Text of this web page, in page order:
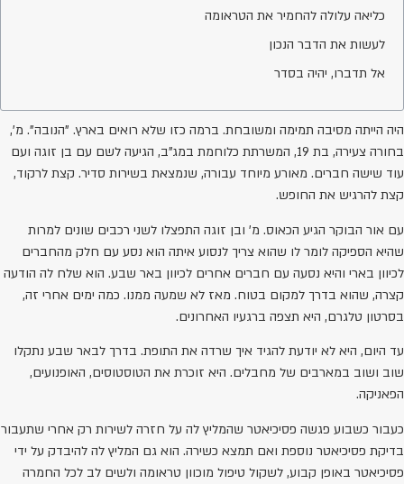
כליאה עלולה להחמיר את הטראומה
לעשות את הדבר הנכון
אל תדברו, יהיה בסדר
היה הייתה מסיבה תמימה ומשובחת. ברמה כזו שלא רואים בארץ. "הנובה". מ',
בחורה צעירה, בת 19, המשרתת כלוחמת במג"ב, הגיעה לשם עם בן זוגה ועם
עוד שישה חברים. מאורע מיוחד עבורה, שנמצאת בשירות סדיר. קצת לרקוד,
קצת להרגיש את החופש.
עם אור הבוקר הגיע הכאוס. מ' ובן זוגה התפצלו לשני רכבים שונים למרות
שהיא הספיקה לומר לו שהוא צריך לנסוע איתה הוא נסע עם חלק מהחברים
לכיוון בארי והיא נסעה עם חברים אחרים לכיוון באר שבע. הוא שלח לה הודעה
קצרה, שהוא בדרך למקום בטוח. מאז לא שמעה ממנו. כמה ימים אחרי זה,
בסרטון טלגרם, היא תצפה ברגעיו האחרונים.
עד היום, היא לא יודעת להגיד איך שרדה את התופת. בדרך לבאר שבע נתקלו
שוב ושוב במארבים של מחבלים. היא זוכרת את הטוסטוסים, האופנועים,
הפאניקה.
כעבור כשבוע פגשה פסיכיאטר שהמליץ לה על חזרה לשירות רק אחרי שתעבור
בדיקת פסיכיאטר נוספת ואם תמצא כשירה. הוא גם המליץ לה להיבדק על ידי
פסיכיאטר באופן קבוע, לשקול טיפול מוכוון טראומה ולשים לב לכל החמרה